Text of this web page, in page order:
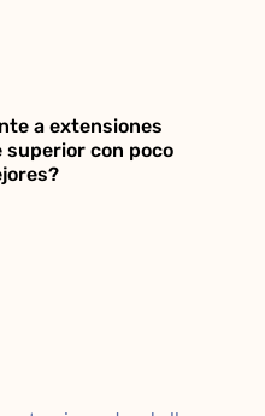
a extensiones
superior con poco